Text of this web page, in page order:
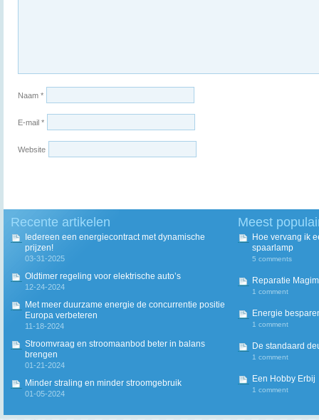
Naam *
E-mail *
Website
Recente artikelen
Iedereen een energiecontract met dynamische
prijzen!
03-31-2025
Oldtimer regeling voor elektrische auto’s
12-24-2024
Met meer duurzame energie de concurrentie positie
Europa verbeteren
11-18-2024
Stroomvraag en stroomaanbod beter in balans
brengen
01-21-2024
Minder straling en minder stroomgebruik
01-05-2024
Meest
Hoe vervang ik
spaarlamp
5 comments
Reparatie
1 comment
Energie
1 comment
De standaard
1 comment
Een Hobby Erbij
1 comment